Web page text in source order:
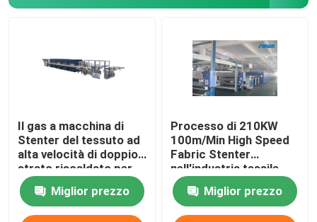
macchina dello stenter del tessuto
Macchina di Stenter dell'aria calda
Macchina di Stenter del tessuto
Asciugatrice del tessuto
Il gas a macchina di
Stenter del tessuto ad
alta velocità di doppio
strato riscaldato per
tricotta il tessuto
Miglior prezzo
Processo di 210KW
100m/Min High Speed
Fabric Stenter
nell'industria tessile
2800mm
Miglior prezzo